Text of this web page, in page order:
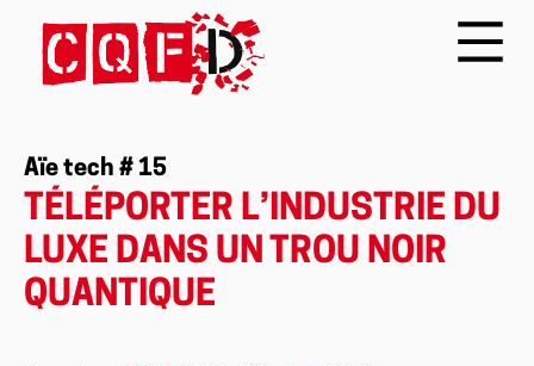
Aïe tech # 15
TÉLÉPORTER L’INDUSTRIE DU
LUXE DANS UN TROU NOIR
QUANTIQUE